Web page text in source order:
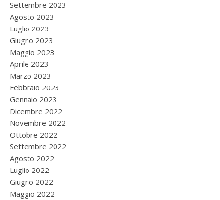
Settembre 2023
Agosto 2023
Luglio 2023
Giugno 2023
Maggio 2023
Aprile 2023
Marzo 2023
Febbraio 2023
Gennaio 2023
Dicembre 2022
Novembre 2022
Ottobre 2022
Settembre 2022
Agosto 2022
Luglio 2022
Giugno 2022
Maggio 2022